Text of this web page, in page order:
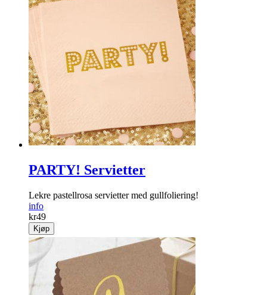
PARTY! Servietter
Lekre pastellrosa servietter med gullfoliering!
info
kr49
Kjøp